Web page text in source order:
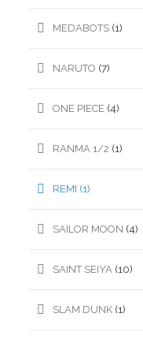
MEDABOTS (1)
NARUTO (7)
ONE PIECE (4)
RANMA 1/2 (1)
REMI (1)
SAILOR MOON (4)
SAINT SEIYA (10)
SLAM DUNK (1)